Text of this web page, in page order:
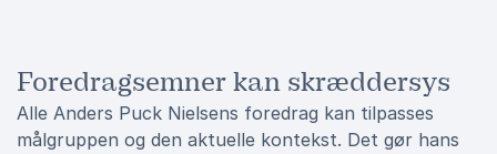
Foredragsemner kan skræddersys
Alle Anders Puck Nielsens foredrag kan tilpasses
målgruppen og den aktuelle kontekst. Det gør hans